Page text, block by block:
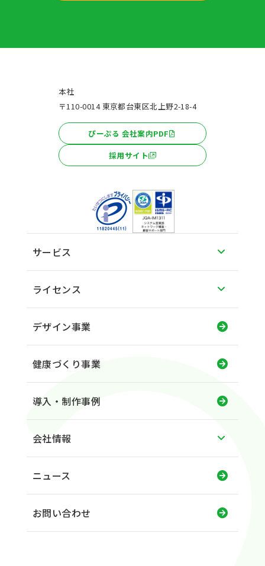
本社
〒110-0014 東京都台東区北上野2-18-4
ぴーぷる 会社案内PDF
採用サイト
サービス
ライセンス
デザイン事業
健康づくり事業
導入・制作事例
会社情報
ニュース
お問い合わせ